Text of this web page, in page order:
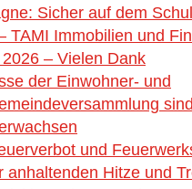
Sicher auf dem
TAMI Immobilien und
– Vielen Dank
der Einwohner- und
und
anhaltenden Hitze und